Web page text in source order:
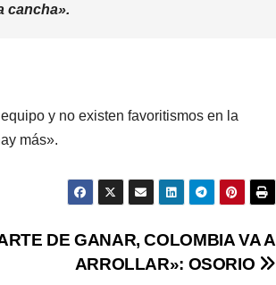
cancha».
y no existen favoritismos en la
más».
DE GANAR, COLOMBIA VA A
ARROLLAR»: OSORIO